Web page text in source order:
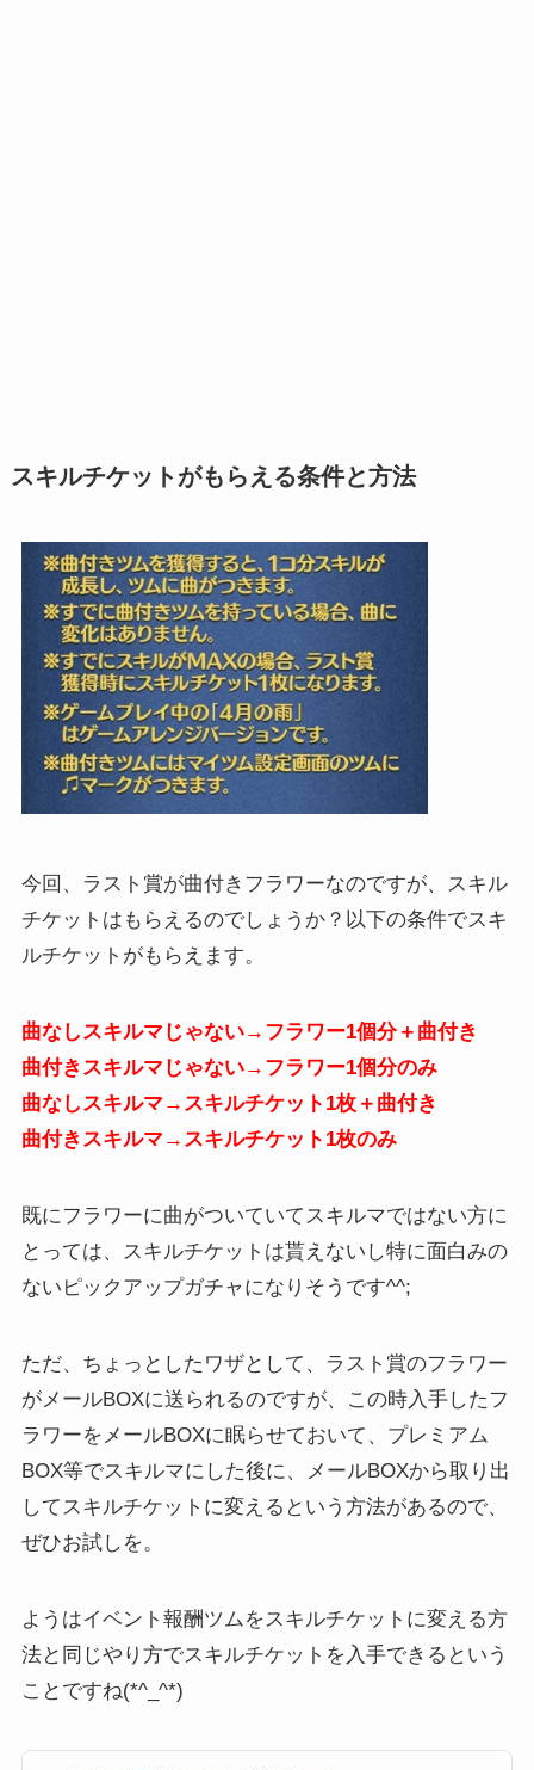
スキルチケットがもらえる条件と方法
今回、ラスト賞が曲付きフラワーなのですが、スキル
チケットはもらえるのでしょうか？以下の条件でスキ
ルチケットがもらえます。
曲なしスキルマじゃない→フラワー1個分＋曲付き
曲付きスキルマじゃない→フラワー1個分のみ
曲なしスキルマ→スキルチケット1枚＋曲付き
曲付きスキルマ→スキルチケット1枚のみ
既にフラワーに曲がついていてスキルマではない方に
とっては、スキルチケットは貰えないし特に面白みの
ないピックアップガチャになりそうです^^;
ただ、ちょっとしたワザとして、ラスト賞のフラワー
がメールBOXに送られるのですが、この時入手したフ
ラワーをメールBOXに眠らせておいて、プレミアム
BOX等でスキルマにした後に、メールBOXから取り出
してスキルチケットに変えるという方法があるので、
ぜひお試しを。
ようはイベント報酬ツムをスキルチケットに変える方
法と同じやり方でスキルチケットを入手できるという
ことですね(*^_^*)